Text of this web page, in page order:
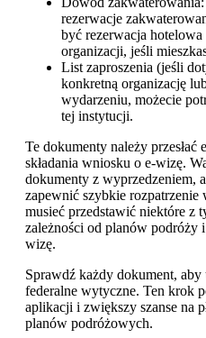
rezerwacje
być rezerwacja
organizacji, jeśli
List zaproszenia (jeśli
konkretną organizację
wydarzeniu, możecie
tej instytucji.
Te dokumenty należy przesłać
składania wniosku o e-wizę.
dokumenty z wyprzedzeniem,
zapewnić szybkie rozpatrzenie
musieć przedstawić niektóre z
zależności od planów podróży
wizę.
Sprawdź każdy dokument, aby
federalne wytyczne. Ten krok
aplikacji i zwiększy szanse na
planów podróżowych.